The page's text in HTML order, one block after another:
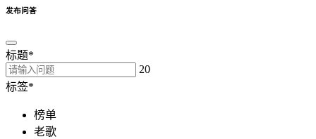
发布问答
标题*
20
标签*
榜单
老歌